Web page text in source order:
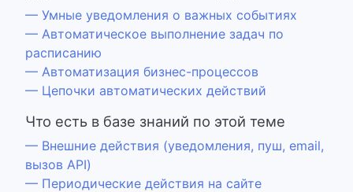
— Умные уведомления о важных событиях
— Автоматическое выполнение задач по
расписанию
— Автоматизация бизнес-процессов
— Цепочки автоматических действий
Что есть в базе знаний по этой теме
— Внешние действия (уведомления, пуш, email,
вызов API)
— Периодические действия на сайте